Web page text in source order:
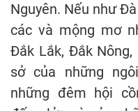
Nguyên. Nếu như
các và mộng mơ
Đắk Lắk, Đắk
sở của những
những đêm hội